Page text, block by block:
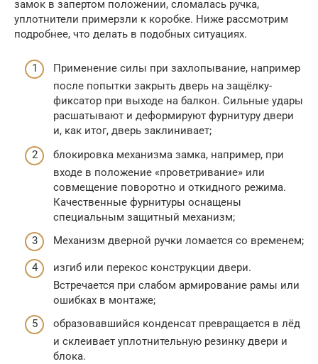
замок в запертом положении, сломалась ручка,
уплотнители примерзли к коробке. Ниже рассмотрим
подробнее, что делать в подобных ситуациях.
Применение силы при захлопывание, например
после попытки закрыть дверь на защёлку-
фиксатор при выходе на балкон. Сильные удары
расшатывают и деформируют фурнитуру двери
и, как итог, дверь заклинивает;
блокировка механизма замка, например, при
входе в положение «проветривание» или
совмещение поворотно и откидного режима.
Качественные фурнитуры оснащены
специальным защитный механизм;
Механизм дверной ручки ломается со временем;
изгиб или перекос конструкции двери.
Встречается при слабом армирование рамы или
ошибках в монтаже;
образовавшийся конденсат превращается в лёд
и склеивает уплотнительную резинку двери и
блока.